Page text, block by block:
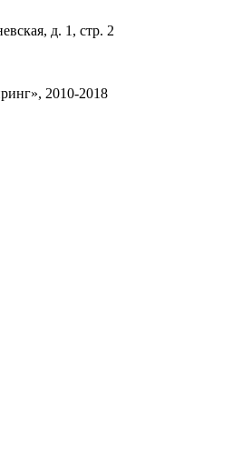
д. 1, стр. 2
2010-2018